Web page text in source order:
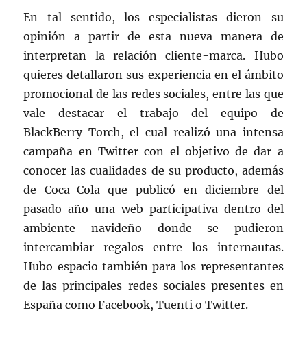
En tal sentido, los especialistas dieron su
opinión a partir de esta nueva manera de
interpretan la relación cliente-marca. Hubo
quieres detallaron sus experiencia en el ámbito
promocional de las redes sociales, entre las que
vale destacar el trabajo del equipo de
BlackBerry Torch, el cual realizó una intensa
campaña en Twitter con el objetivo de dar a
conocer las cualidades de su producto, además
de Coca-Cola que publicó en diciembre del
pasado año una web participativa dentro del
ambiente navideño donde se pudieron
intercambiar regalos entre los internautas.
Hubo espacio también para los representantes
de las principales redes sociales presentes en
España como Facebook, Tuenti o Twitter.